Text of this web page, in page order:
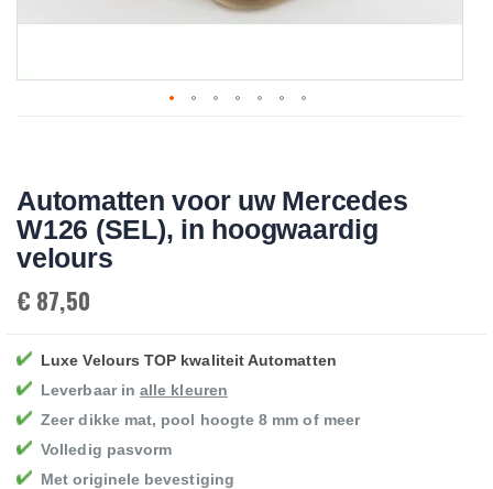
of
the
images
gallery
Automatten voor uw Mercedes
W126 (SEL), in hoogwaardig
velours
€ 87,50
Luxe Velours TOP kwaliteit Automatten
Leverbaar inalle kleuren
Zeer dikke mat, pool hoogte 8 mm of meer
Volledig pasvorm
Met originele bevestiging